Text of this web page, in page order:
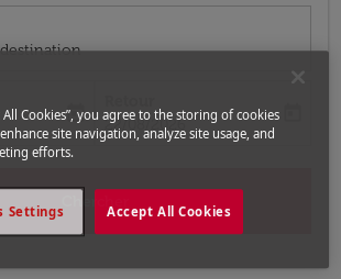
date-aria-label
today
fc-booking-return-date-aria-label
22/08/2026
All Cookies”, you agree to the storing of cookies
site navigation, analyze site usage, and
efforts.
Accept All Cookies
Settings